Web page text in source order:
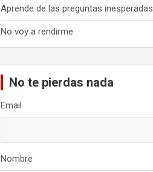
Aprende de las preguntas inesperadas
No voy a rendirme
No te pierdas nada
Email
Nombre